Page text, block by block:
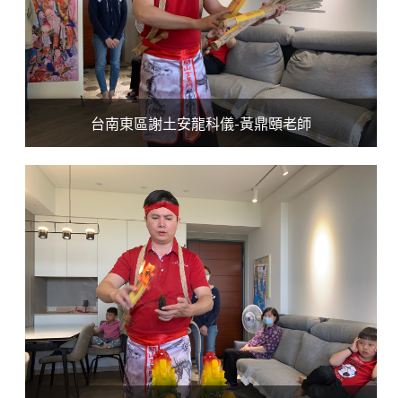
台南東區謝土安龍科儀-黃鼎頤老師